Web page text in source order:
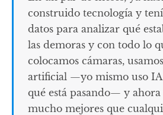
construido tecnología y
datos para analizar qué
las demoras y con todo lo
colocamos cámaras,
artificial —yo mismo uso
qué está pasando— y ahora
mucho mejores que